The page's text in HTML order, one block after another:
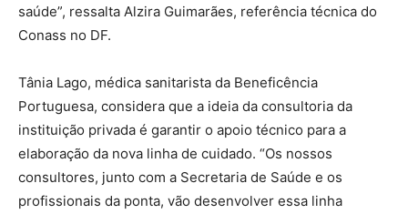
saúde”, ressalta Alzira Guimarães, referência técnica do
Conass no DF.
Tânia Lago, médica sanitarista da Beneficência
Portuguesa, considera que a ideia da consultoria da
instituição privada é garantir o apoio técnico para a
elaboração da nova linha de cuidado. “Os nossos
consultores, junto com a Secretaria de Saúde e os
profissionais da ponta, vão desenvolver essa linha